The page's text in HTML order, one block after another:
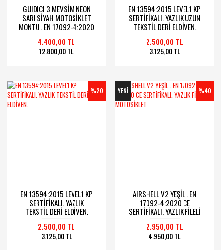
GUIDICI 3 MEVSİM NEON
SARI SİYAH MOTOSİKLET
MONTU . EN 17092-4:2020
4.400,00 TL
12.800,00 TL
EN 13594:2015 LEVEL1 KP
SERTİFİKALI. YAZLIK UZUN
TEKSTİL DERİ ELDİVEN.
2.500,00 TL
3.125,00 TL
%20
EN 13594:2015 LEVEL1 KP
SERTİFİKALI. YAZLIK
TEKSTİL DERİ ELDİVEN.
2.500,00 TL
3.125,00 TL
YENİ %40
AIRSHELL V2 YEŞİL . EN
17092-4:2020 CE
SERTİFİKALI. YAZLIK FİLELİ
2.950,00 TL
4.950,00 TL